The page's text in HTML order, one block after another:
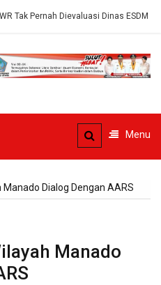
Dievaluasi Dinas ESDM
Menu
Manado Dialog Dengan AARS
Manado